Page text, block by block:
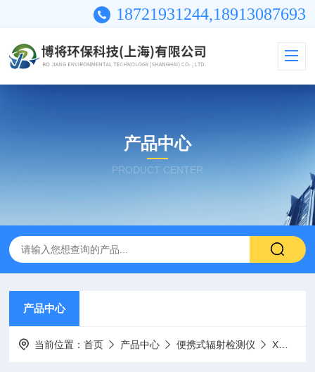
18721931244,18913087693
产品中心
PRODUCT CENTER
产品中心
当前位置：首页 产品中心 便携式辐射检测仪 X、γ剂量当量率仪